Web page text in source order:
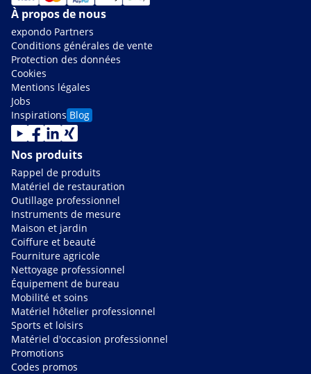
À propos de nous
expondo Partners
Conditions générales de vente
Protection des données
Cookies
Mentions légales
Jobs
Inspirations Blog
Nos produits
Rappel de produits
Matériel de restauration
Outillage professionnel
Instruments de mesure
Maison et jardin
Coiffure et beauté
Fourniture agricole
Nettoyage professionnel
Équipement de bureau
Mobilité et soins
Matériel hôtelier professionnel
Sports et loisirs
Matériel d'occasion professionnel
Promotions
Codes promos